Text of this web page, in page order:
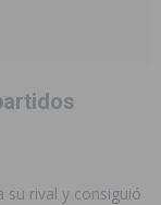
su rival y consiguió